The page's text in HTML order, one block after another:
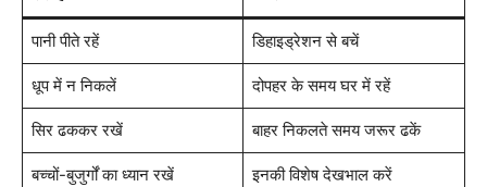
पानी पीते रहें डिहाइड्रेशन से बचें
धूप में न निकलें दोपहर के समय घर में रहें
सिर ढककर रखें बाहर निकलते समय जरूर ढकें
बच्चों-बुजुर्गों का ध्यान रखें इनकी विशेष देखभाल करें